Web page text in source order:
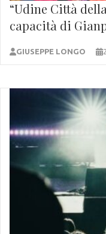
“Udine Città
capacità di
GIUSEPPE LONGO